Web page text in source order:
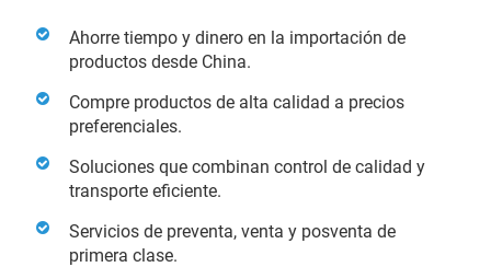
Ahorre tiempo y dinero en la importación de
productos desde China.
Compre productos de alta calidad a precios
preferenciales.
Soluciones que combinan control de calidad y
transporte eficiente.
Servicios de preventa, venta y posventa de
primera clase.